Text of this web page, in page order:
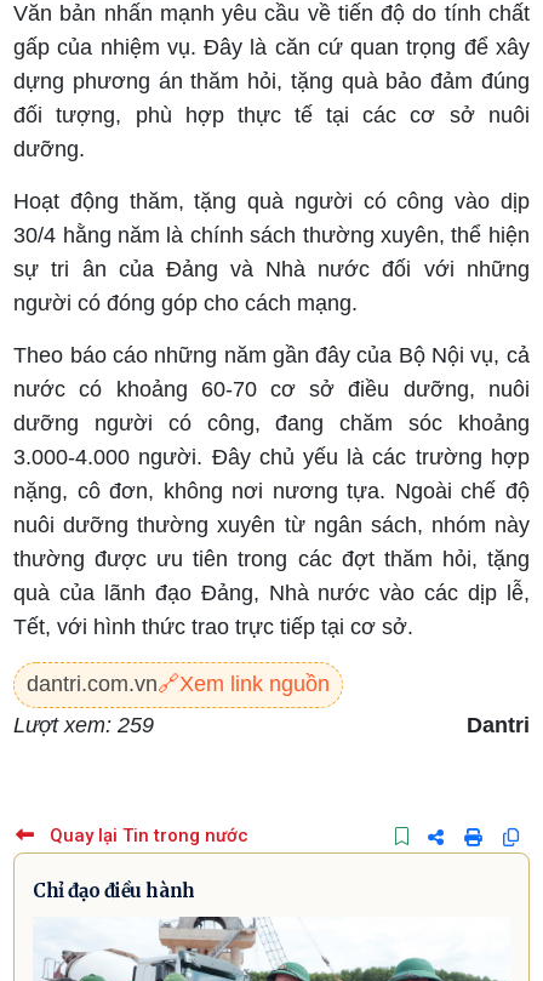
Văn bản nhấn mạnh yêu cầu về tiến độ do tính chất
gấp của nhiệm vụ. Đây là căn cứ quan trọng để xây
dựng phương án thăm hỏi, tặng quà bảo đảm đúng
đối tượng, phù hợp thực tế tại các cơ sở nuôi
dưỡng.
Hoạt động thăm, tặng quà người có công vào dịp
30/4 hằng năm là chính sách thường xuyên, thể hiện
sự tri ân của Đảng và Nhà nước đối với những
người có đóng góp cho cách mạng.
Theo báo cáo những năm gần đây của Bộ Nội vụ, cả
nước có khoảng 60-70 cơ sở điều dưỡng, nuôi
dưỡng người có công, đang chăm sóc khoảng
3.000-4.000 người. Đây chủ yếu là các trường hợp
nặng, cô đơn, không nơi nương tựa. Ngoài chế độ
nuôi dưỡng thường xuyên từ ngân sách, nhóm này
thường được ưu tiên trong các đợt thăm hỏi, tặng
quà của lãnh đạo Đảng, Nhà nước vào các dịp lễ,
Tết, với hình thức trao trực tiếp tại cơ sở.
dantri.com.vn🔗Xem link nguồn
Lượt xem: 259
Dantri
Quay lại Tin trong nước
Chỉ đạo điều hành